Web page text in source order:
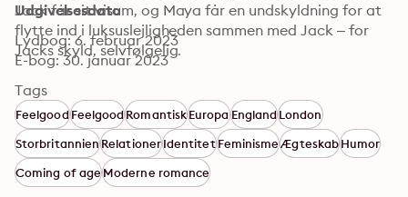
Jack får sit visum, og Maya får en undskyldning for at
flytte ind i luksuslejligheden sammen med Jack – for
Jacks skyld, selvfølgelig.
Udgivelsesdato
Lydbog: 6. februar 2023
E-bog: 30. januar 2023
Tags
FeelgoodFeelgoodRomantiskEuropaEnglandLondon
StorbritannienRelationerIdentitetFeminismeÆgteskabHumor
Coming of ageModerne romance